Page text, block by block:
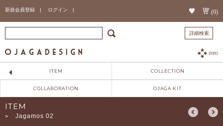
新規会員登録 | ログイン | (0)
詳細検索
INFO
ITEM COLLECTION
COLLABORATION OJAGA KIT
ITEM
> Jagamos 02